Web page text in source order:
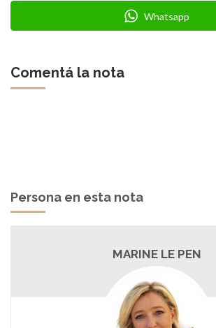
Whatsapp
Comentá la nota
Persona en esta nota
MARINE LE PEN